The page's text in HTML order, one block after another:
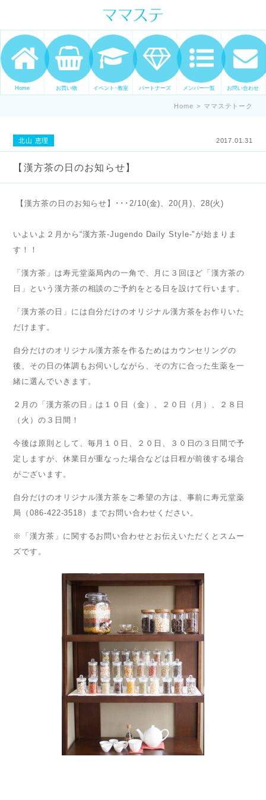
ママの才能発信します。 手づくり
表現ステージ ママステ スキル・セ
ンスを表現したいママが集まって
ます。
Home お買い物 イベント･教室 パートナーズ メンバー一覧 お問い合わせ
Home > ママステトーク
北山 恵理 2017.01.31
【漢方茶の日のお知らせ】
【漢方茶の日のお知らせ】･･･2/10(金)、20(月)、28(火)
いよいよ２月から“漢方茶-Jugendo Daily Style-"が始まりま
す！！
「漢方茶」は寿元堂薬局内の一角で、月に３回ほど「漢方茶の
日」という漢方茶の相談のご予約をとる日を設けて行います。
「漢方茶の日」には自分だけのオリジナル漢方茶をお作りいた
だけます。
自分だけのオリジナル漢方茶を作るためはカウンセリングの
後、その日の体調もお伺いしながら、その方に合った生薬を一
緒に選んでいきます。
２月の「漢方茶の日」は１０日（金）、２０日（月）、２８日
（火）の３日間！
今後は原則として、毎月１０日、２０日、３０日の３日間で予
定しますが、休業日が重なった場合などは日程が前後する場合
がございます。
自分だけのオリジナル漢方茶をご希望の方は、事前に寿元堂薬
局（086-422-3518）までお問い合わせください。
※「漢方茶」に関するお問い合わせとお伝えいただくとスムー
ズです。